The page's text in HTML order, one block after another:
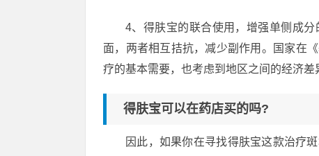
4、得肤宝的联合使用，增强单侧成
面，两者相互拮抗，减少副作用。国家在
疗的基本需要，也考虑到地区之间的经济差
得肤宝可以在药店买的吗?
因此，如果你在寻找得肤宝这款治疗